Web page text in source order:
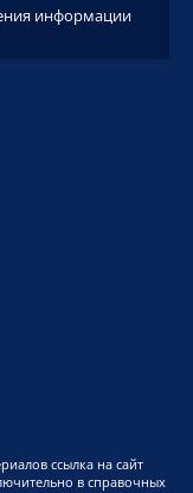
информации
ссылка на сайт
в справочных